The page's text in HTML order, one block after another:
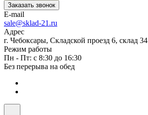
Заказать звонок
E-mail
sale@sklad-21.ru
Адрес
г. Чебоксары, Складской проезд 6, склад 34
Режим работы
Пн - Пт: с 8:30 до 16:30
Без перерыва на обед